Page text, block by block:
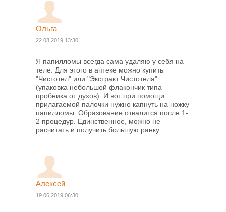
Ольга
22.08.2019 13:30
Я папилломы всегда сама удаляю у себя на
теле. Для этого в аптеке можно купить
"Чистотел" или "Экстракт Чистотела"
(упаковка небольшой флакончик типа
пробника от духов). И вот при помощи
прилагаемой палочки нужно капнуть на ножку
папилломы. Образование отвалится после 1-
2 процедур. Единственное, можно не
расчитать и получить большую ранку.
Алексей
19.06.2019 06:30